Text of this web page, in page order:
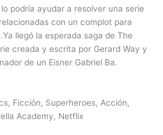
podría ayudar a resolver una serie
con un complot para
llegó la esperada saga de The
creada y escrita por Gerard Way y
de un Eisner Gabriel Ba.
Ficción, Superheroes, Acción,
Academy, Netflix